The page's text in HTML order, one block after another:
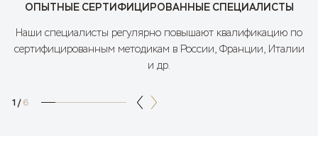
ОПЫТНЫЕ СЕРТИФИЦИРОВАННЫЕ СПЕЦИАЛИСТЫ
Наши специалисты регулярно повышают квалификацию по
сертифицированным методикам в России, Франции, Италии
и др.
1 / 6